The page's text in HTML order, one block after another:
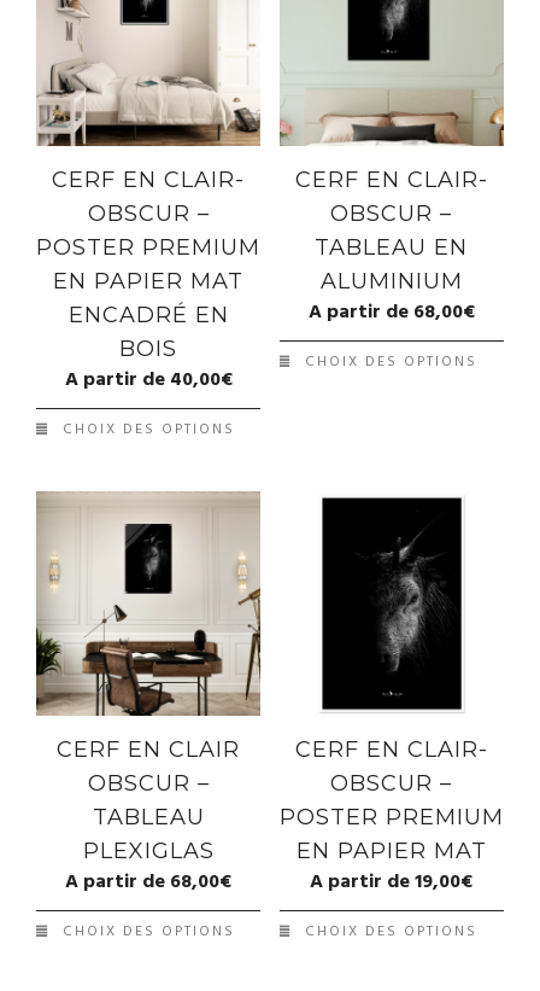
CERF EN CLAIR-
OBSCUR –
POSTER PREMIUM
EN PAPIER MAT
ENCADRÉ EN
BOIS
A partir de40,00€
CHOIX DES OPTIONS
CERF EN CLAIR-
OBSCUR –
TABLEAU EN
ALUMINIUM
A partir de68,00€
CHOIX DES OPTIONS
CERF EN CLAIR
OBSCUR –
TABLEAU
PLEXIGLAS
A partir de68,00€
CHOIX DES OPTIONS
CERF EN CLAIR-
OBSCUR –
POSTER PREMIUM
EN PAPIER MAT
A partir de19,00€
CHOIX DES OPTIONS